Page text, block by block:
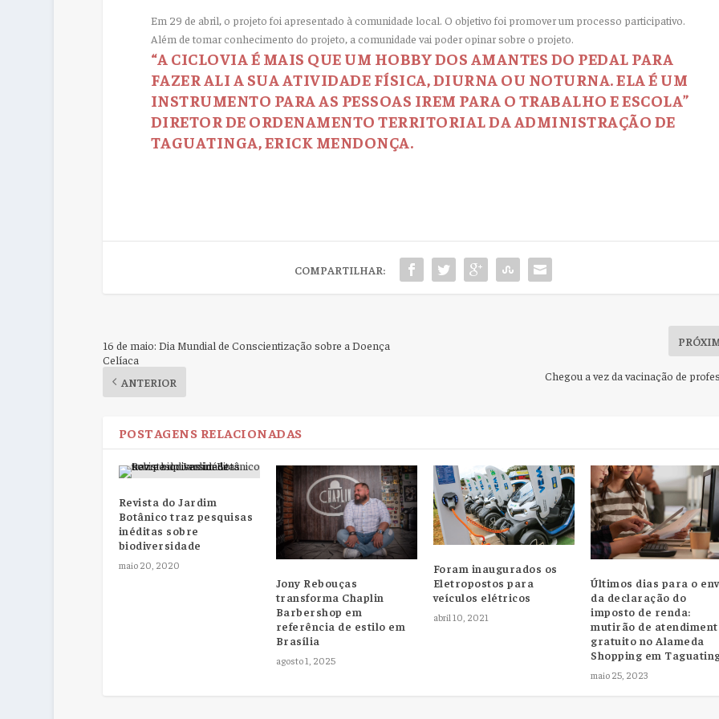
Em 29 de abril, o projeto foi apresentado à comunidade local. O objetivo foi promover um processo participativo.
Além de tomar conhecimento do projeto, a comunidade vai poder opinar sobre o projeto.
“A CICLOVIA É MAIS QUE UM HOBBY DOS AMANTES DO PEDAL PARA
FAZER ALI A SUA ATIVIDADE FÍSICA, DIURNA OU NOTURNA. ELA É UM
INSTRUMENTO PARA AS PESSOAS IREM PARA O TRABALHO E ESCOLA”
DIRETOR DE ORDENAMENTO TERRITORIAL DA ADMINISTRAÇÃO DE
TAGUATINGA,ERICK MENDONÇA.
COMPARTILHAR:
16 de maio: Dia Mundial de Conscientização sobre a Doença
Celíaca
ANTERIOR
Chegou a vez da vacinação de
POSTAGENS RELACIONADAS
Revista do Jardim
Botânico traz pesquisas
inéditas sobre
biodiversidade
maio 20, 2020
Jony Rebouças
transforma Chaplin
Barbershop em
referência de estilo em
Brasília
agosto 1, 2025
Foram inaugurados os
Eletropostos para
veículos elétricos
abril 10, 2021
Últimos dias para o
da declaração do
imposto de renda:
mutirão de
gratuito no Alameda
Shopping em
maio 25, 2023